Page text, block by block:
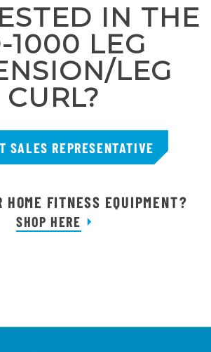
IN THE
1000 LEG
LEG
CURL?
SALES REPRESENTATIVE
HOME FITNESS EQUIPMENT?
SHOP HERE